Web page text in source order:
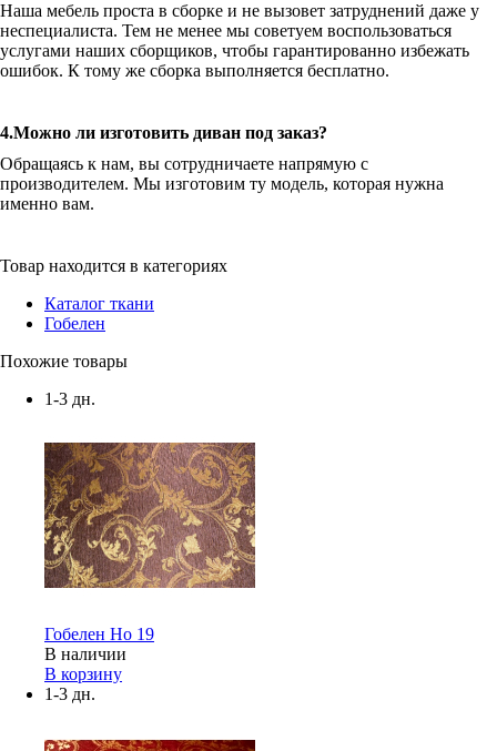
Наша мебель проста в сборке и не вызовет затруднений даже у
неспециалиста. Тем не менее мы советуем воспользоваться
услугами наших сборщиков, чтобы гарантированно избежать
ошибок. К тому же сборка выполняется бесплатно.
4.Можно ли изготовить диван под заказ?
Обращаясь к нам, вы сотрудничаете напрямую с
производителем. Мы изготовим ту модель, которая нужна
именно вам.
Товар находится в категориях
Каталог ткани
Гобелен
Похожие товары
1-3 дн.
Гобелен Но 19
В наличии
В корзину
1-3 дн.